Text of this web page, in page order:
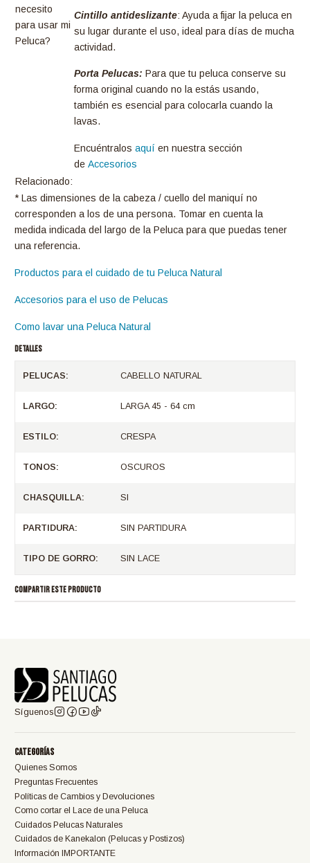
necesito
para usar mi
Peluca?
Cintillo antideslizante: Ayuda a fijar la peluca en
su lugar durante el uso, ideal para días de mucha
actividad.
Porta Pelucas: Para que tu peluca conserve su
forma original cuando no la estás usando,
también es esencial para colocarla cuando la
lavas.
Encuéntralos aquí en nuestra sección
de Accesorios
Relacionado:
* Las dimensiones de la cabeza / cuello del maniquí no
corresponden a los de una persona. Tomar en cuenta la
medida indicada del largo de la Peluca para que puedas tener
una referencia.
Productos para el cuidado de tu Peluca Natural
Accesorios para el uso de Pelucas
Como lavar una Peluca Natural
DETALLES
PELUCAS: CABELLO NATURAL
LARGO: LARGA 45 - 64 cm
ESTILO: CRESPA
TONOS: OSCUROS
CHASQUILLA: SI
PARTIDURA: SIN PARTIDURA
TIPO DE GORRO: SIN LACE
COMPARTIR ESTE PRODUCTO
Síguenos
Categorías
Quienes Somos
Preguntas Frecuentes
Políticas de Cambios y Devoluciones
Como cortar el Lace de una Peluca
Cuidados Pelucas Naturales
Cuidados de Kanekalon (Pelucas y Postizos)
Información IMPORTANTE